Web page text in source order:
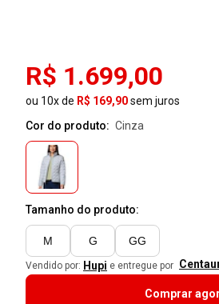
R$ 1.699,00
ou 10x de R$ 169,90sem juros
Cor do produto:
cinza
Tamanho do produto:
M G GG
Vendido por: Hupi e entregue por
Comprar